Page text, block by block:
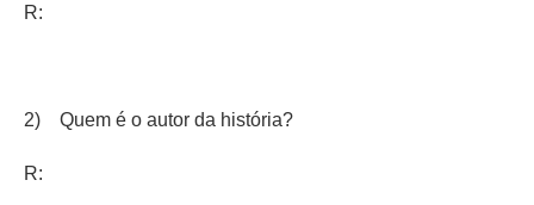
R:
2) Quem é o autor da história?
R: